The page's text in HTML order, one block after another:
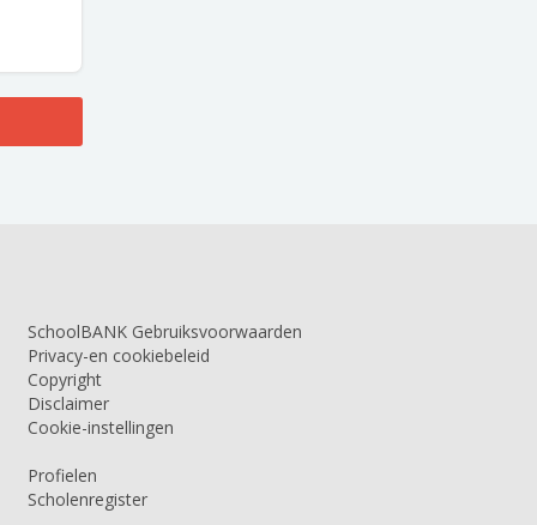
SchoolBANK Gebruiksvoorwaarden
Privacy-en cookiebeleid
Copyright
Disclaimer
Cookie-instellingen
Profielen
Scholenregister